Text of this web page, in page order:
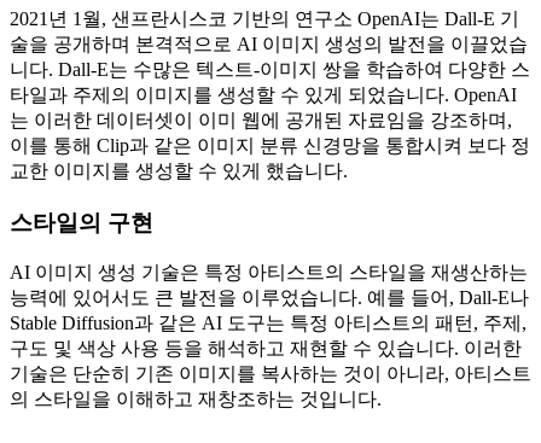
2021년 1월, 샌프란시스코 기반의 연구소 OpenAI는 Dall-E 기
술을 공개하며 본격적으로 AI 이미지 생성의 발전을 이끌었습
니다. Dall-E는 수많은 텍스트-이미지 쌍을 학습하여 다양한 스
타일과 주제의 이미지를 생성할 수 있게 되었습니다. OpenAI
는 이러한 데이터셋이 이미 웹에 공개된 자료임을 강조하며,
이를 통해 Clip과 같은 이미지 분류 신경망을 통합시켜 보다 정
교한 이미지를 생성할 수 있게 했습니다.
스타일의 구현
AI 이미지 생성 기술은 특정 아티스트의 스타일을 재생산하는
능력에 있어서도 큰 발전을 이루었습니다. 예를 들어, Dall-E나
Stable Diffusion과 같은 AI 도구는 특정 아티스트의 패턴, 주제,
구도 및 색상 사용 등을 해석하고 재현할 수 있습니다. 이러한
기술은 단순히 기존 이미지를 복사하는 것이 아니라, 아티스트
의 스타일을 이해하고 재창조하는 것입니다.